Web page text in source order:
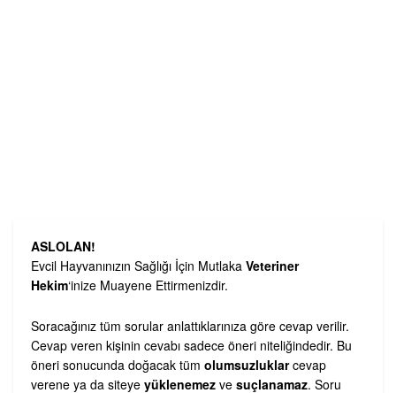
ASLOLAN!
Evcil Hayvanınızın Sağlığı İçin Mutlaka Veteriner
Hekim‘inize Muayene Ettirmenizdir.
Soracağınız tüm sorular anlattıklarınıza göre cevap verilir.
Cevap veren kişinin cevabı sadece öneri niteliğindedir. Bu
öneri sonucunda doğacak tüm olumsuzluklarcevap
verene ya da siteye yüklenemez ve suçlanamaz. Soru